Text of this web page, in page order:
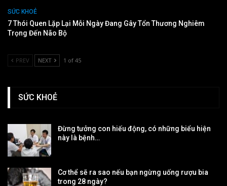
SỨC KHOẺ
7 Thói Quen Lặp Lại Mỗi Ngày Đang Gây Tổn Thương Nghiêm
Trọng Đến Não Bộ
PREV NEXT 1 of 45
SỨC KHOẺ
Đừng tưởng con hiếu động, có những biểu hiện
này là bệnh…
Cơ thể sẽ ra sao nếu bạn ngừng uống rượu bia
trong 28 ngày?